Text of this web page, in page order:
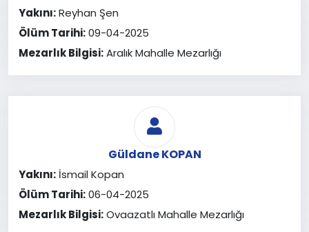
Yakını:Reyhan Şen
Ölüm Tarihi:09-04-2025
Mezarlık Bilgisi:Aralık Mahalle Mezarlığı
Güldane KOPAN
Yakını: İsmail Kopan
Ölüm Tarihi:06-04-2025
Mezarlık Bilgisi:Ovaazatlı Mahalle Mezarlığı